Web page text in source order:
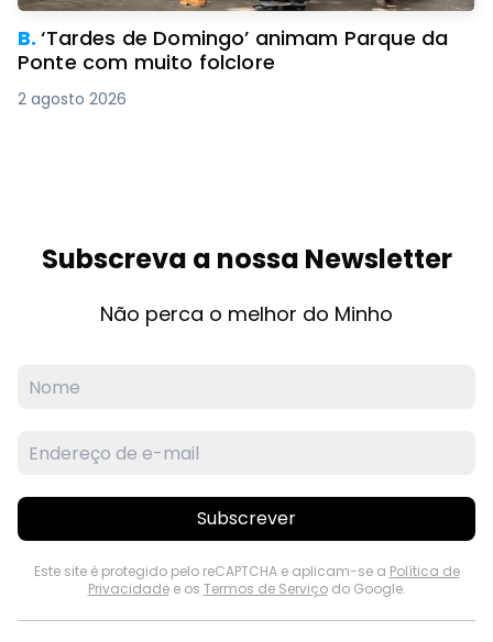
B.‘Tardes de Domingo’ animam Parque da
Ponte com muito folclore
2 agosto 2026
Subscreva a nossa Newsletter
Não perca o melhor do Minho
Subscrever
Este site é protegido pelo reCAPTCHA e aplicam-se a Política de
Privacidadee os Termos de Serviçodo Google.